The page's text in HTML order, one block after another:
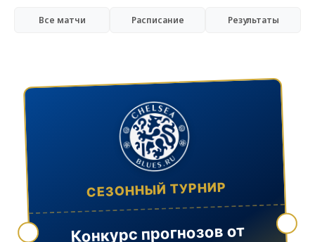
Все матчи Расписание Результаты
СЕЗОННЫЙ ТУРНИР
Конкурс прогнозов от